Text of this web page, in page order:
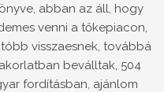
abban az áll, hogy
venni a tőkepiacon,
visszaesnek, továbbá
beválltak, 504
fordításban, ajánlom